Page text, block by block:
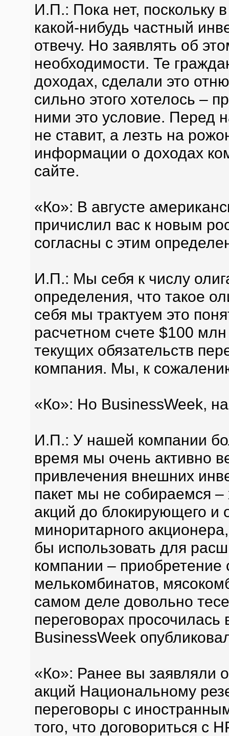
И.П.: Пока нет, поскольку
какой-нибудь частный
отвечу. Но заявлять об
необходимости. Те
доходах, сделали это
сильно этого хотелось –
ними это условие. Перед
не ставит, а лезть на
информации о доходах
сайте.
«Ко»: В августе
причислил вас к новым
согласны с этим
И.П.: Мы себя к числу
определения, что такое
себя мы трактуем это
расчетном счете $100
текущих обязательств
компания. Мы, к
«Ко»: Но BusinessWeek,
И.П.: У нашей компании
время мы очень активно
привлечения внешних
пакет мы не собираемся –
акций до блокирующего и
миноритарного
бы использовать для
компании – приобретение
мелькомбинатов,
самом деле довольно
переговорах
BusinessWeek
«Ко»: Ранее вы заявляли
акций Национальному
переговоры с
того, что договориться с